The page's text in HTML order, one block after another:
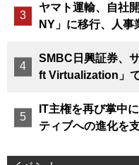
ヤマト運輸、自社
NY」に移行、人事
SMBC日興証券、
ft Virtualization」
IT主権を再び掌中
ティブへの進化を